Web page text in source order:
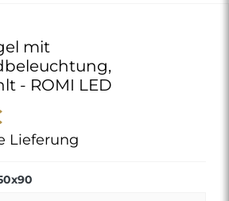
mit
- ROMI LED
Lieferung